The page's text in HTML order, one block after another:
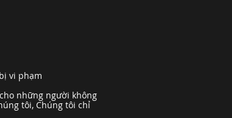
vi phạm
những người không
tôi, Chúng tôi chỉ